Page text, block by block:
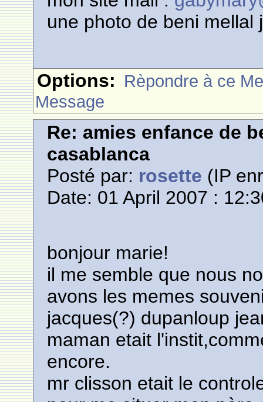
une photo de beni mellal
Options: Rèpondre à ce
Message
Re: amies enfance de
casablanca
Posté par: rosette (IP
Date: 01 April 2007 :
bonjour marie!
il me semble que nous
avons les memes
jacques(?) dupanloup
maman etait
encore.
mr clisson etait le